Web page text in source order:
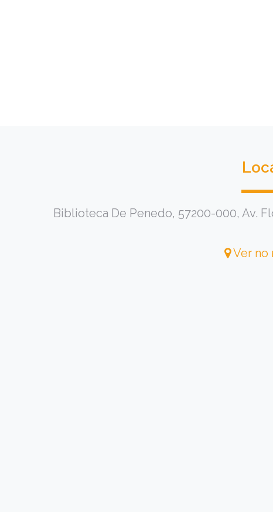
Biblioteca De Penedo, 57200-000, Av.
Ver no